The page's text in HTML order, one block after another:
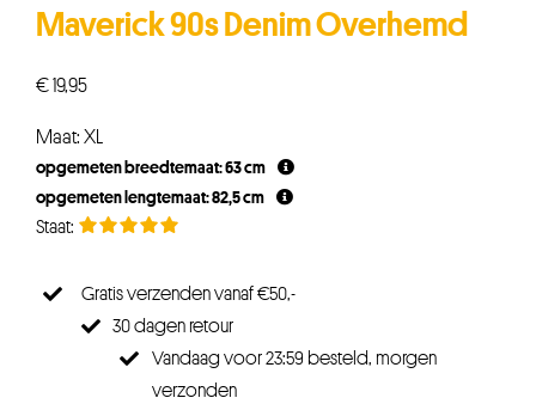
Maverick 90s Denim Overhemd
€19,95
Maat: XL
opgemeten breedtemaat: 63 cm
opgemeten lengtemaat: 82,5 cm
Gratis verzenden vanaf €50,-
30 dagen retour
Vandaag voor 23:59 besteld, morgen
verzonden